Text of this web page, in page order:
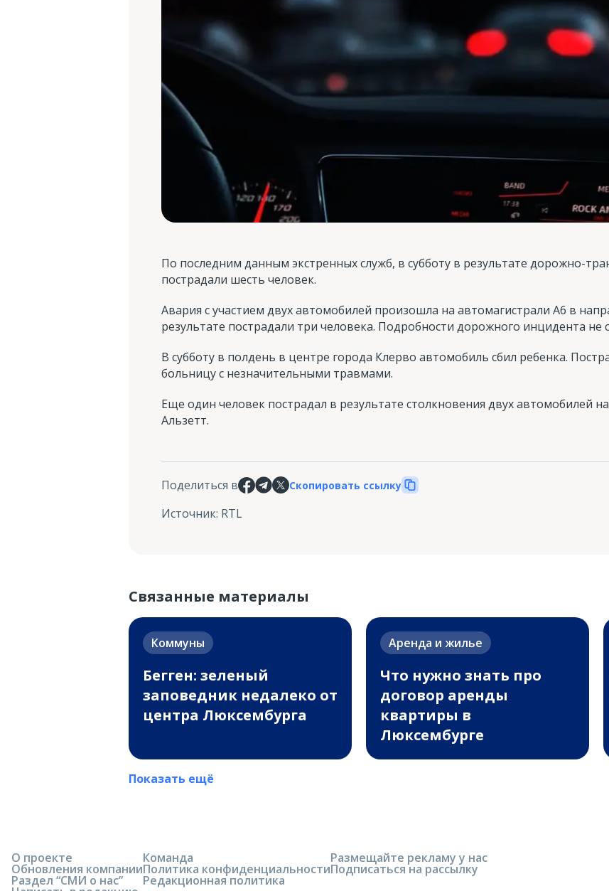
По последним данным экстренных служб, в субботу в результате дорожно-
пострадали шесть человек.
Авария с участием двух автомобилей произошла на автомагистрали A6 в
результате пострадали три человека. Подробности дорожного инцидента не
В субботу в полдень в центре города Клерво автомобиль сбил ребенка.
больницу с незначительными травмами.
Еще один человек пострадал в результате столкновения двух автомобилей
Альзетт.
Поделиться в Скопировать ссылку
Источник: RTL
Связанные материалы
Коммуны
Бегген: зеленый
заповедник недалеко от
центра Люксембурга
Аренда и жилье
Что нужно знать про
договор аренды
квартиры в
Люксембурге
Показать ещё
О проекте
Обновления компании
Раздел “СМИ о нас”
Команда
Политика конфиденциальности
Редакционная политика
Размещайте рекламу у нас
Подписаться на рассылку